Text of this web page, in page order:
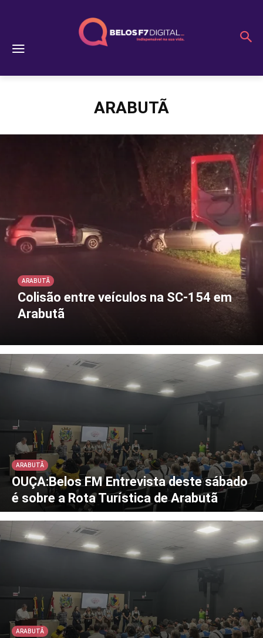
ARABUTÃ
ARABUTÃ
Colisão entre veículos na SC-154 em
Arabutã
ARABUTÃ
OUÇA:Belos FM Entrevista deste sábado
é sobre a Rota Turística de Arabutã
ARABUTÃ